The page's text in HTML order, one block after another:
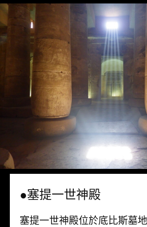
●塞提一世神殿
塞提一世神殿位於底比斯墓